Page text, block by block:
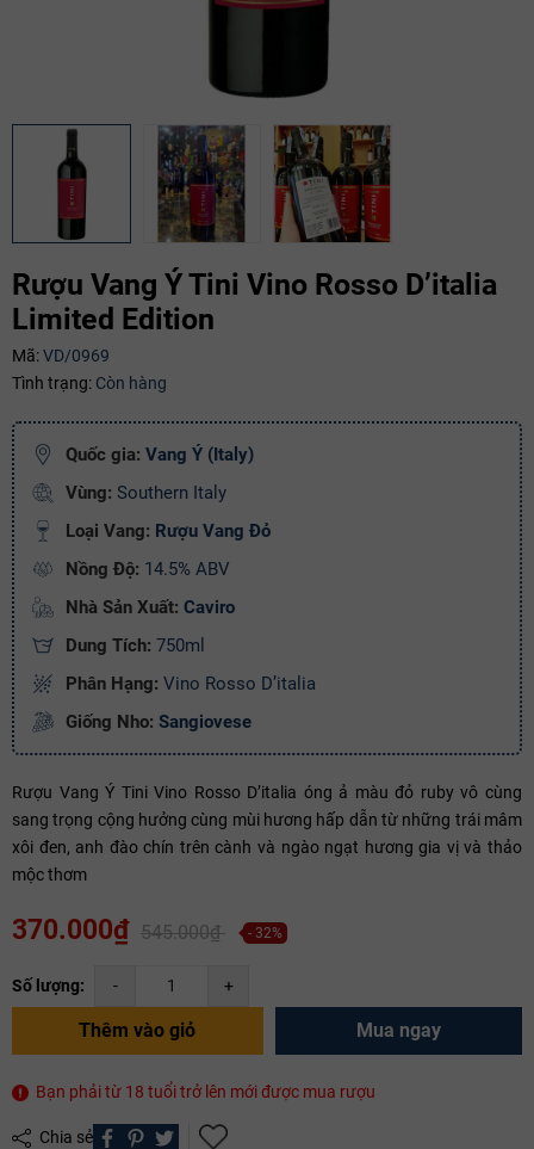
Rượu Vang Ý Tini Vino Rosso D’italia
Limited Edition
Mã:VD/0969
Tình trạng: Còn hàng
Quốc gia: Vang Ý (Italy)
Vùng: Southern Italy
Loại Vang: Rượu Vang Đỏ
Nồng Độ: 14.5% ABV
Nhà Sản Xuất: Caviro
Dung Tích: 750ml
Phân Hạng: Vino Rosso D’italia
Giống Nho: Sangiovese
Rượu Vang Ý Tini Vino Rosso D’italia óng ả màu đỏ ruby vô cùng
sang trọng cộng hưởng cùng mùi hương hấp dẫn từ những trái mâm
xôi đen, anh đào chín trên cành và ngào ngạt hương gia vị và thảo
mộc thơm
370.000₫ 545.000₫ - 32%
Số lượng: - +
Thêm vào giỏ Mua ngay
Bạn phải từ 18 tuổi trở lên mới được mua rượu
Chia sẻ
Mã giảm giá:
Điều kiện: